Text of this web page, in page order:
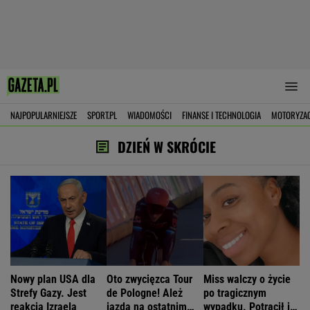
NAJPOPULARNIEJSZE SPORT.PL WIADOMOŚCI FINANSE I TECHNOLOGIA
DZIEŃ W SKRÓCIE
Nowy plan USA dla
Strefy Gazy. Jest
reakcja Izraela
Oto zwycięzca Tour
de Pologne! Ależ
jazda na ostatnim
Miss walczy o życie
po tragicznym
wypadku. Potrącił ją